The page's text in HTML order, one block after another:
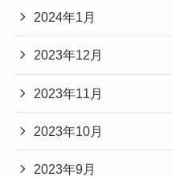
2024年1月
2023年12月
2023年11月
2023年10月
2023年9月